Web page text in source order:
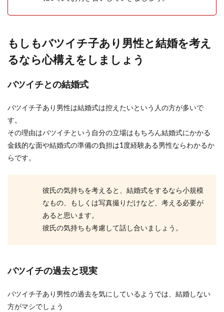
もしもバツイチ子あり男性と結婚を考え
るなら心構えをしましょう
バツイチとの結婚式
バツイチ子あり男性は結婚式は控えたいという人の方が多いで
す。
その理由はバツイチという自分の立場はもちろん結婚式にかかる
金銭的な面や結婚式の準備の負担は1度経験ある男性ならわかるか
らです。
彼氏の気持ちを考えると、結婚式をするなら小規模
なもの、もしくは写真撮りだけなど、考える必要が
あると思います。
彼氏の気持ちも考慮して話し合いましょう。
バツイチの過去と現実
バツイチ子あり男性の過去を気にしているようでは、結婚しない
方がマシでしょう